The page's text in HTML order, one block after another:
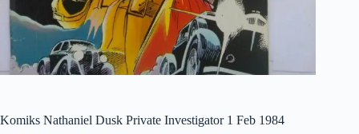
Komiks Nathaniel Dusk Private Investigator 1 Feb 1984